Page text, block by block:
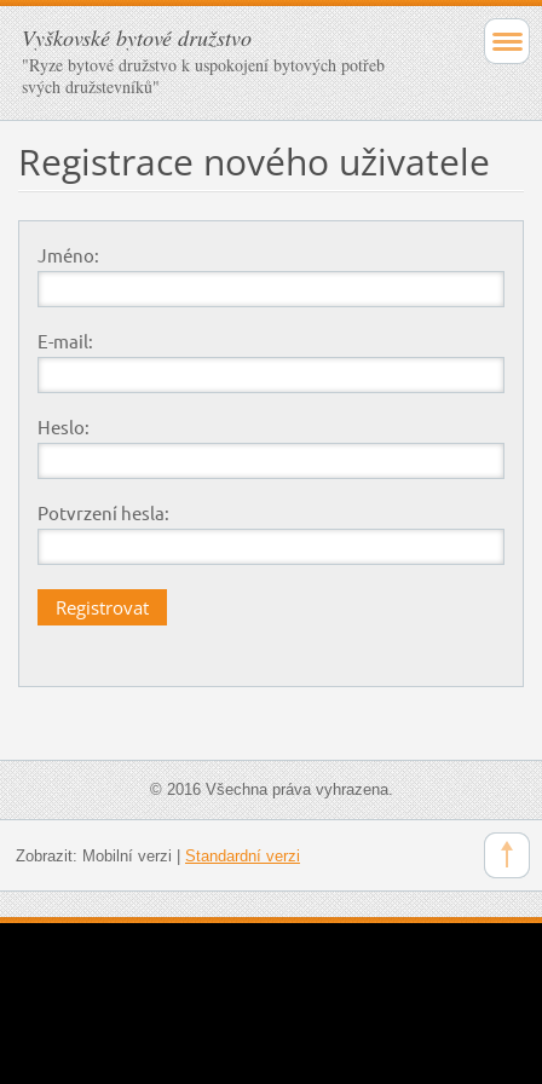
Vyškovské bytové družstvo
"Ryze bytové družstvo k uspokojení bytových potřeb
svých družstevníků"
Registrace nového uživatele
Jméno:
E-mail:
Heslo:
Potvrzení hesla:
© 2016 Všechna práva vyhrazena.
Zobrazit: Mobilní verzi Standardní verzi